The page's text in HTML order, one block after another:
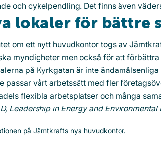
och cykelpendling. Det finns även
lokaler för bättre
om ett nytt huvudkontor togs av
myndigheter men också för att
på Kyrkgatan är inte
passar vårt arbetssätt med fler
flexibla arbetsplatser och många
Leadership in Energy and Environmental
på Jämtkrafts nya huvudkontor.